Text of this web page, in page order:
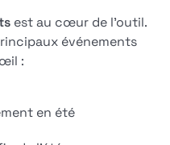
est au cœur de l'outil.
événements
:
en été